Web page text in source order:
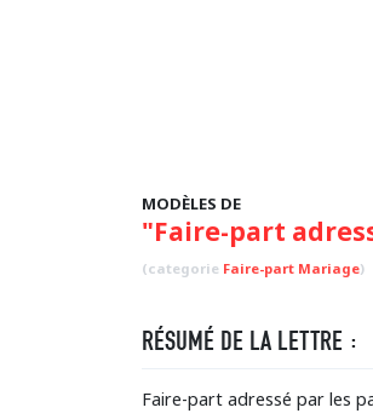
MODÈLES DE
"Faire-part
(categorie Faire-part Mariage)
RÉSUMÉ DE LA LETTRE :
Faire-part adressé par les